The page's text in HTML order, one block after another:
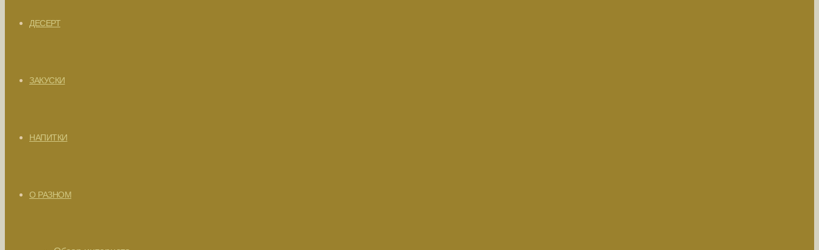
ДЕСЕРТ
ЗАКУСКИ
НАПИТКИ
О РАЗНОМ